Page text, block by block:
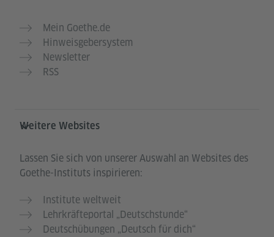
Mein Goethe.de
Hinweisgebersystem
Newsletter
RSS
Weitere Websites
Lassen Sie sich von unserer Auswahl an Websites des
Goethe-Instituts inspirieren:
Institute weltweit
Lehrkräfteportal „Deutschstunde“
Deutschübungen „Deutsch für dich“